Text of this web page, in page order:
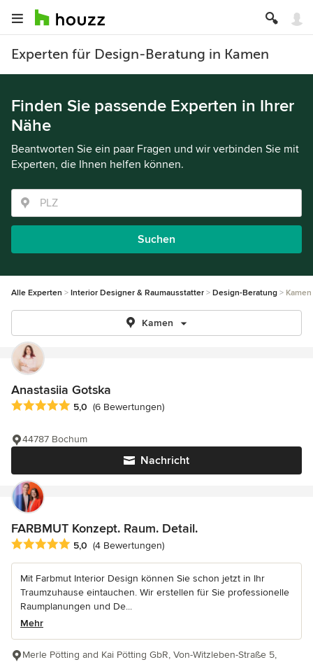
Experten für Design-Beratung in Kamen
Finden Sie passende Experten in Ihrer
Nähe
Beantworten Sie ein paar Fragen und wir verbinden Sie mit
Experten, die Ihnen helfen können.
Suchen
Alle Experten Interior Designer & Raumausstatter Design-Beratung Kamen
Kamen
Anastasiia Gotska
Durchschnittliche Bewertung: 5 von 5 Sternen
5,0 (6 Bewertungen)
Nachricht
44787 Bochum
FARBMUT Konzept. Raum. Detail.
Durchschnittliche Bewertung: 5 von 5 Sternen
5,0 (4 Bewertungen)
Mit Farbmut Interior Design können Sie schon jetzt in Ihr
Traumzuhause eintauchen. Wir erstellen für Sie professionelle
Raumplanungen und De...
Mehr
Merle Pötting and Kai Pötting GbR, Von-Witzleben-Straße 5,